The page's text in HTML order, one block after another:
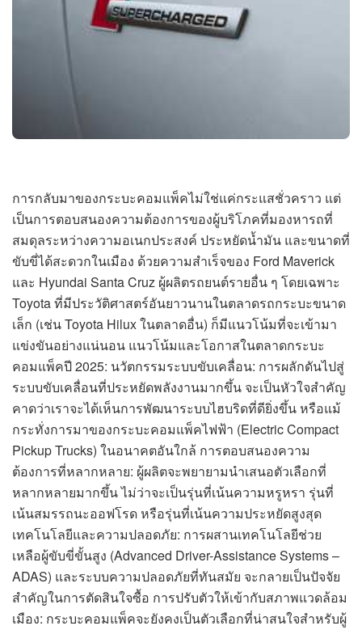
การกลับมาของกระบะคอมแพ็คไม่ใช่แค่กระแสชั่วคราว แต่
เป็นการตอบสนองความต้องการของผู้บริโภคที่มองหารถที่
สมดุลระหว่างความอเนกประสงค์ ประหยัดน้ำมัน และขนาดที่
ขับขี่ได้สะดวกในเมือง ด้วยความสำเร็จของ Ford Maverick
และ Hyundai Santa Cruz ผู้ผลิตรถยนต์รายอื่น ๆ โดยเฉพาะ
Toyota ที่มีประวัติศาสตร์อันยาวนานในตลาดรถกระบะขนาด
เล็ก (เช่น Toyota Hilux ในตลาดอื่น) ก็มีแนวโน้มที่จะเข้ามา
แข่งขันอย่างแน่นอน แนวโน้มและโอกาสในตลาดกระบะ
คอมแพ็คปี 2025: นวัตกรรมระบบขับเคลื่อน: การผลักดันไปสู่
ระบบขับเคลื่อนที่ประหยัดพลังงานมากขึ้น จะเป็นหัวใจสำคัญ
คาดว่าเราจะได้เห็นการพัฒนาระบบไฮบริดที่ดียิ่งขึ้น หรือแม้
กระทั่งการมาของกระบะคอมแพ็คไฟฟ้า (Electric Compact
Pickup Trucks) ในอนาคตอันใกล้ การตอบสนองความ
ต้องการที่หลากหลาย: ผู้ผลิตจะพยายามนำเสนอตัวเลือกที่
หลากหลายมากขึ้น ไม่ว่าจะเป็นรุ่นที่เน้นความหรูหรา รุ่นที่
เน้นสมรรถนะออฟโรด หรือรุ่นที่เน้นความประหยัดสูงสุด
เทคโนโลยีและความปลอดภัย: การผสานเทคโนโลยีช่วย
เหลือผู้ขับขี่ขั้นสูง (Advanced Driver-Assistance Systems –
ADAS) และระบบความปลอดภัยที่ทันสมัย จะกลายเป็นปัจจัย
สำคัญในการตัดสินใจซื้อ การปรับตัวให้เข้ากับสภาพแวดล้อม
เมือง: กระบะคอมแพ็คจะยังคงเป็นตัวเลือกที่น่าสนใจสำหรับผู้